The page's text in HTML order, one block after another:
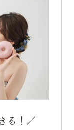
る！／